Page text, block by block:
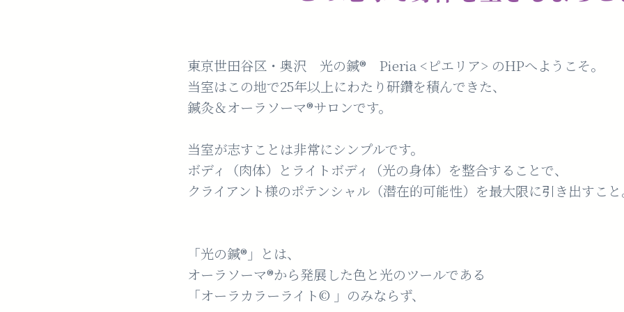
東京世田谷区・奥沢 光の鍼®️ Pieria <ピエリア> のHPへようこそ。
当室はこの地で25年以上にわたり研鑽を積んできた、
鍼灸＆オーラソーマ®︎サロンです。
当室が志すことは非常にシンプルです。
ボディ（肉体）とライトボディ（光の身体）を整合することで、
クライアント様のポテンシャル（潜在的可能性）を最大限に引き出すこ
「光の鍼®️」とは、
オーラソーマ®️から発展した色と光のツールである
「オーラカラーライト©︎ 」のみならず、